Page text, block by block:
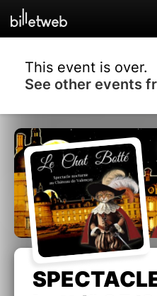
This event is over.
See other events